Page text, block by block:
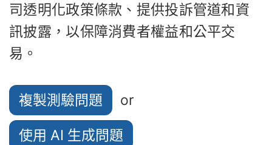
司透明化政策條款、提供投訴管道和資
訊披露，以保障消費者權益和公平交
易。
複製測驗問題 or
使用 AI 生成問題